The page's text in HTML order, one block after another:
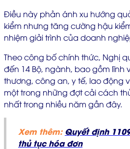
Điều này phản ánh xu hướng
kiểm nhưng tăng cường hậu
nhiệm giải trình của doanh
Theo công bố chính thức, Nghị
đến 14 Bộ, ngành, bao gồm lĩnh
thương, công an, y tế, lao động
một trong những đợt cải cách
nhất trong nhiều năm gần đây.
Xem thêm: Quyết định
thủ tục hóa đơn